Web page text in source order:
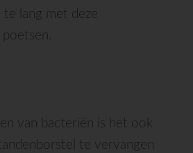
lang met deze
van bacteriën is het ook
te vervangen